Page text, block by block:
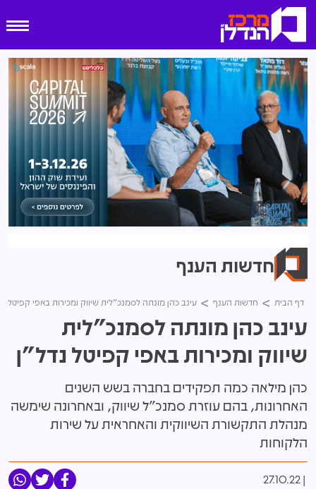
חדשות הענף
דף הבית חדשות הענף עינב כהן מונתה לסמנכ"לית שיווק ומכירות באפי קפיטל
עינב כהן מונתה לסמנכ"לית
שיווק ומכירות באפי קפיטל נדל"ן
כהן מילאה כמה תפקידים בחברה בשש השנים
האחרונות, בהם עוזרת סמנכ"ל שיווק, ובאחרונה שימשה
מנהלת התקשורת השיווקית והאחראית על שירות
הלקוחות
27.10.22